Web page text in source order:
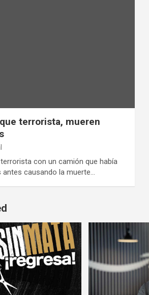
terrorista, mueren
con un camión que había
causando la muerte…